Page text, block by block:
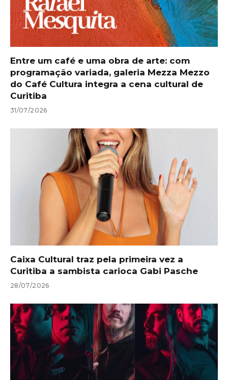
Entre um café e uma obra de arte: com
programação variada, galeria Mezza Mezzo
do Café Cultura integra a cena cultural de
Curitiba
31/07/2026
Caixa Cultural traz pela primeira vez a
Curitiba a sambista carioca Gabi Pasche
28/07/2026